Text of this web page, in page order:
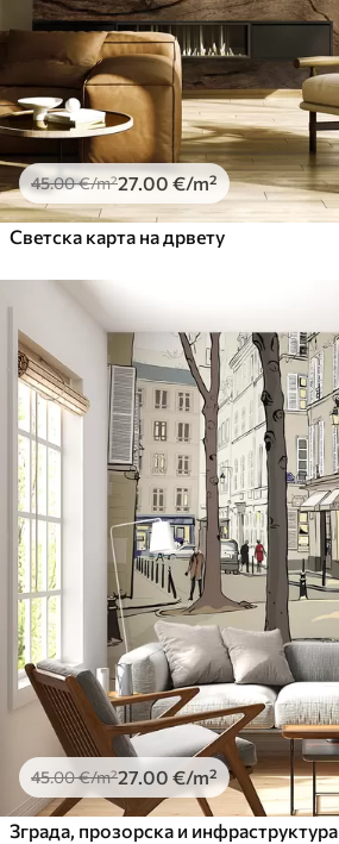
45.00€/m²27.00 €/m²
Светска карта на дрвету
45.00€/m²27.00 €/m²
Зграда, прозорска и инфраструктура